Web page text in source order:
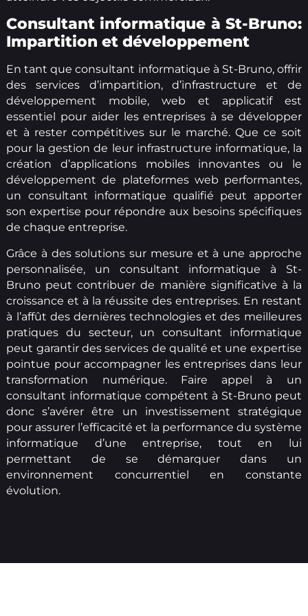
Consultant informatique à St-Bruno:
Impartition et développement
En tant que consultant informatique à St-Bruno, offrir
des services d’impartition, d’infrastructure et de
développement mobile, web et applicatif est
essentiel pour aider les entreprises à se développer
et à rester compétitives sur le marché. Que ce soit
pour la gestion de leur infrastructure informatique, la
création d’applications mobiles innovantes ou le
développement de plateformes web performantes,
un consultant informatique qualifié peut apporter
son expertise pour répondre aux besoins spécifiques
de chaque entreprise.
Grâce à des solutions sur mesure et à une approche
personnalisée, un consultant informatique à St-
Bruno peut contribuer de manière significative à la
croissance et à la réussite des entreprises. En restant
à l’affût des dernières technologies et des meilleures
pratiques du secteur, un consultant informatique
peut garantir des services de qualité et une expertise
pointue pour accompagner les entreprises dans leur
transformation numérique. Faire appel à un
consultant informatique compétent à St-Bruno peut
donc s’avérer être un investissement stratégique
pour assurer l’efficacité et la performance du système
informatique d’une entreprise, tout en lui
permettant de se démarquer dans un
environnement concurrentiel en constante
évolution.